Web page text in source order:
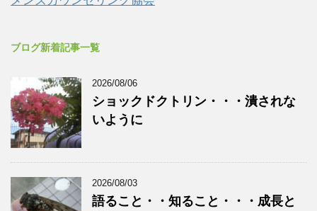
ブログ新着記事一覧
2026/08/06
ショックドクトリン・・・潰されな
いように
2026/08/03
語ること・・知ること・・・成長と